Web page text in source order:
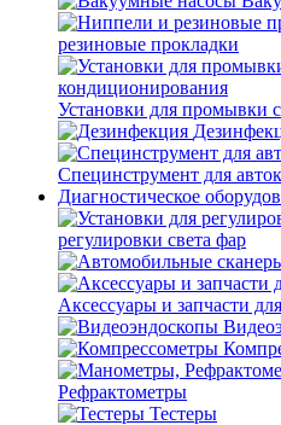
резиновые прокладки
Установки для промывки
Специнструмент для
Диагностическое
регулировки света фар
Аксессуары и запчасти
Рефрактометры
Тестеры